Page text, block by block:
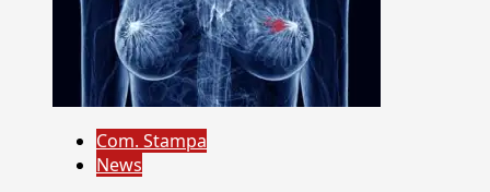
Com. Stampa
News